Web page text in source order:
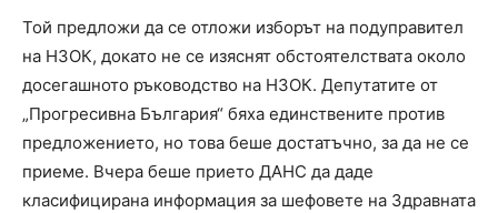
Той предложи да се отложи изборът на подуправител
на НЗОК, докато не се изяснят обстоятелствата около
досегашното ръководство на НЗОК. Депутатите от
„Прогресивна България“ бяха единствените против
предложението, но това беше достатъчно, за да не се
приеме. Вчера беше прието ДАНС да даде
класифицирана информация за шефовете на Здравната